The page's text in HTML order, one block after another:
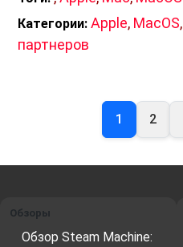
Категории: Apple, MacOS,
партнеров
1 2
Обзоры
Обзор Steam Machine: